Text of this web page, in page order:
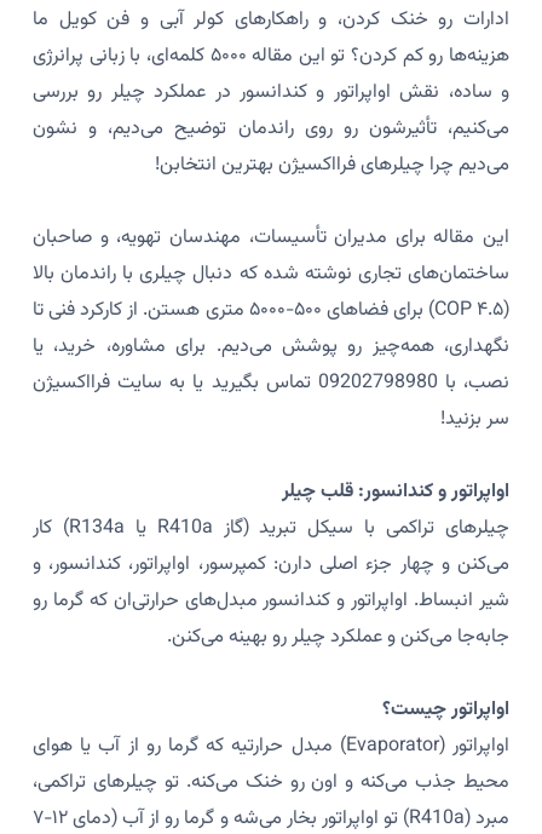
ادارات رو خنک کردن، و راهکارهای کولر آبی و فن کویل ما
هزینه‌ها رو کم کردن؟ تو این مقاله ۵۰۰۰ کلمه‌ای، با زبانی پرانرژی
و ساده، نقش اواپراتور و کندانسور در عملکرد چیلر رو بررسی
می‌کنیم، تأثیرشون رو روی راندمان توضیح می‌دیم، و نشون
می‌دیم چرا چیلرهای فرااکسیژن بهترین انتخابن!
این مقاله برای مدیران تأسیسات، مهندسان تهویه، و صاحبان
ساختمان‌های تجاری نوشته شده که دنبال چیلری با راندمان بالا
(COP ۴.۵) برای فضاهای ۵۰۰-۵۰۰۰ متری هستن. از کارکرد فنی تا
نگهداری، همه‌چیز رو پوشش می‌دیم. برای مشاوره، خرید، یا
نصب، با 09202798980 تماس بگیرید یا به سایت فرااکسیژن
سر بزنید!
اواپراتور و کندانسور: قلب چیلر
چیلرهای تراکمی با سیکل تبرید (گاز R410a یا R134a) کار
می‌کنن و چهار جزء اصلی دارن: کمپرسور، اواپراتور، کندانسور، و
شیر انبساط. اواپراتور و کندانسور مبدل‌های حرارتی‌ان که گرما رو
جابه‌جا می‌کنن و عملکرد چیلر رو بهینه می‌کنن.
اواپراتور چیست؟
اواپراتور (Evaporator) مبدل حرارتیه که گرما رو از آب یا هوای
محیط جذب می‌کنه و اون رو خنک می‌کنه. تو چیلرهای تراکمی،
مبرد (R410a) تو اواپراتور بخار می‌شه و گرما رو از آب (دمای ۱۲-۷